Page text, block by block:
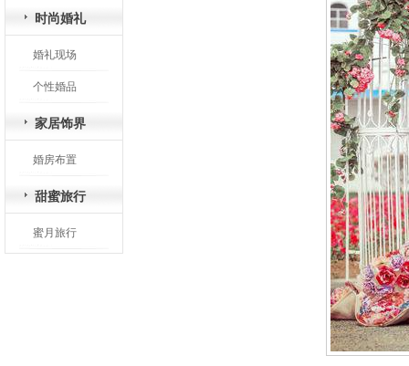
时尚婚礼
婚礼现场
个性婚品
家居饰界
婚房布置
甜蜜旅行
蜜月旅行